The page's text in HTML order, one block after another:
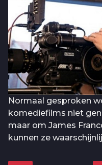
Normaal gesproken
komediefilms niet
maar om James
kunnen ze